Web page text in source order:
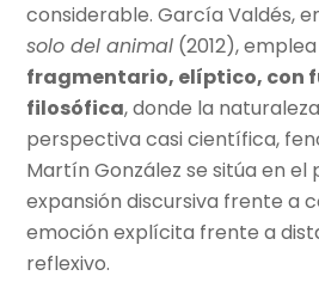
considerable. García Valdés,
solo del animal (2012),
fragmentario, elíptico, con
filosófica, donde la
perspectiva casi científica,
Martín González se sitúa en el
expansión discursiva frente a
emoción explícita frente a
reflexivo.